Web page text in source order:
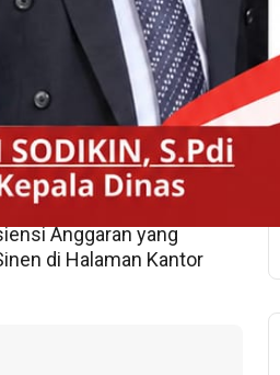
negara masih terus
selaku Wali Kota Tidore
saya tidak mau korbankan
aksi ribuan ASN,
saat mengikuti apel
Anggaran yang
di Halaman Kantor